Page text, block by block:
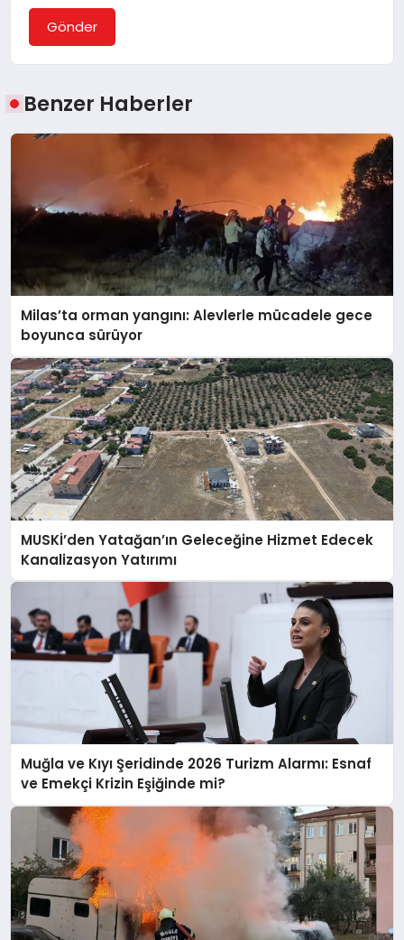
Gönder
Benzer Haberler
Milas’ta orman yangını: Alevlerle mücadele gece
boyunca sürüyor
MUSKİ’den Yatağan’ın Geleceğine Hizmet Edecek
Kanalizasyon Yatırımı
Muğla ve Kıyı Şeridinde 2026 Turizm Alarmı: Esnaf
ve Emekçi Krizin Eşiğinde mi?